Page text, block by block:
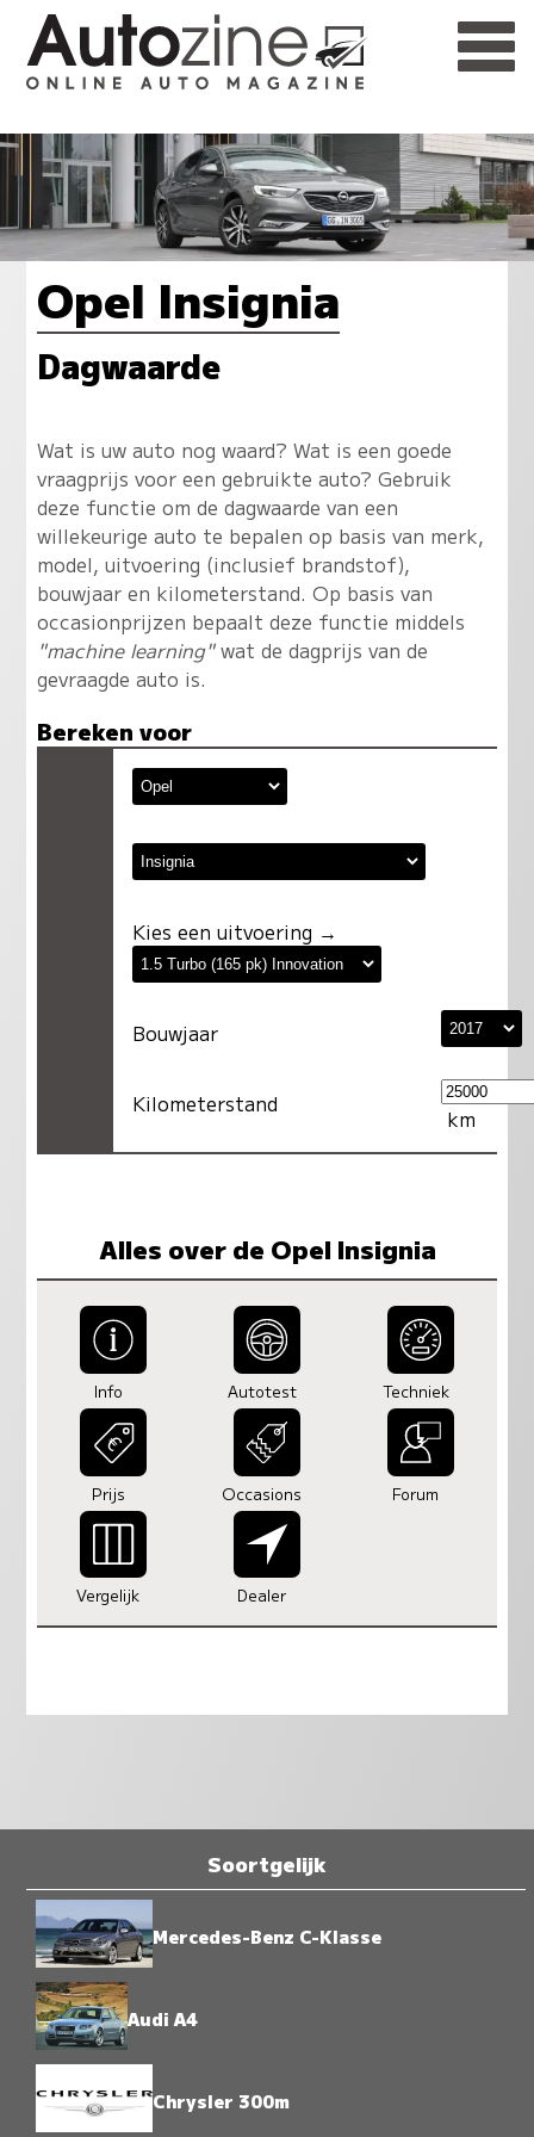
Opel Insignia
Dagwaarde
Wat is uw auto nog waard? Wat is een goede
vraagprijs voor een gebruikte auto? Gebruik
deze functie om de dagwaarde van een
willekeurige auto te bepalen op basis van merk,
model, uitvoering (inclusief brandstof),
bouwjaar en kilometerstand. Op basis van
occasionprijzen bepaalt deze functie middels
"machine learning"wat de dagprijs van de
gevraagde auto is.
Bereken voor
Kies een uitvoering →
Bouwjaar
Kilometerstand
km
Alles over de Opel Insignia
Info Autotest Techniek
Prijs Occasions Forum
Vergelijk Dealer
Soortgelijk
Mercedes-Benz C-Klasse
Audi A4
Chrysler 300m